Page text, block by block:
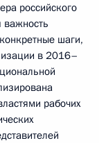
российского
важность
шаги,
в 2016–
рабочих